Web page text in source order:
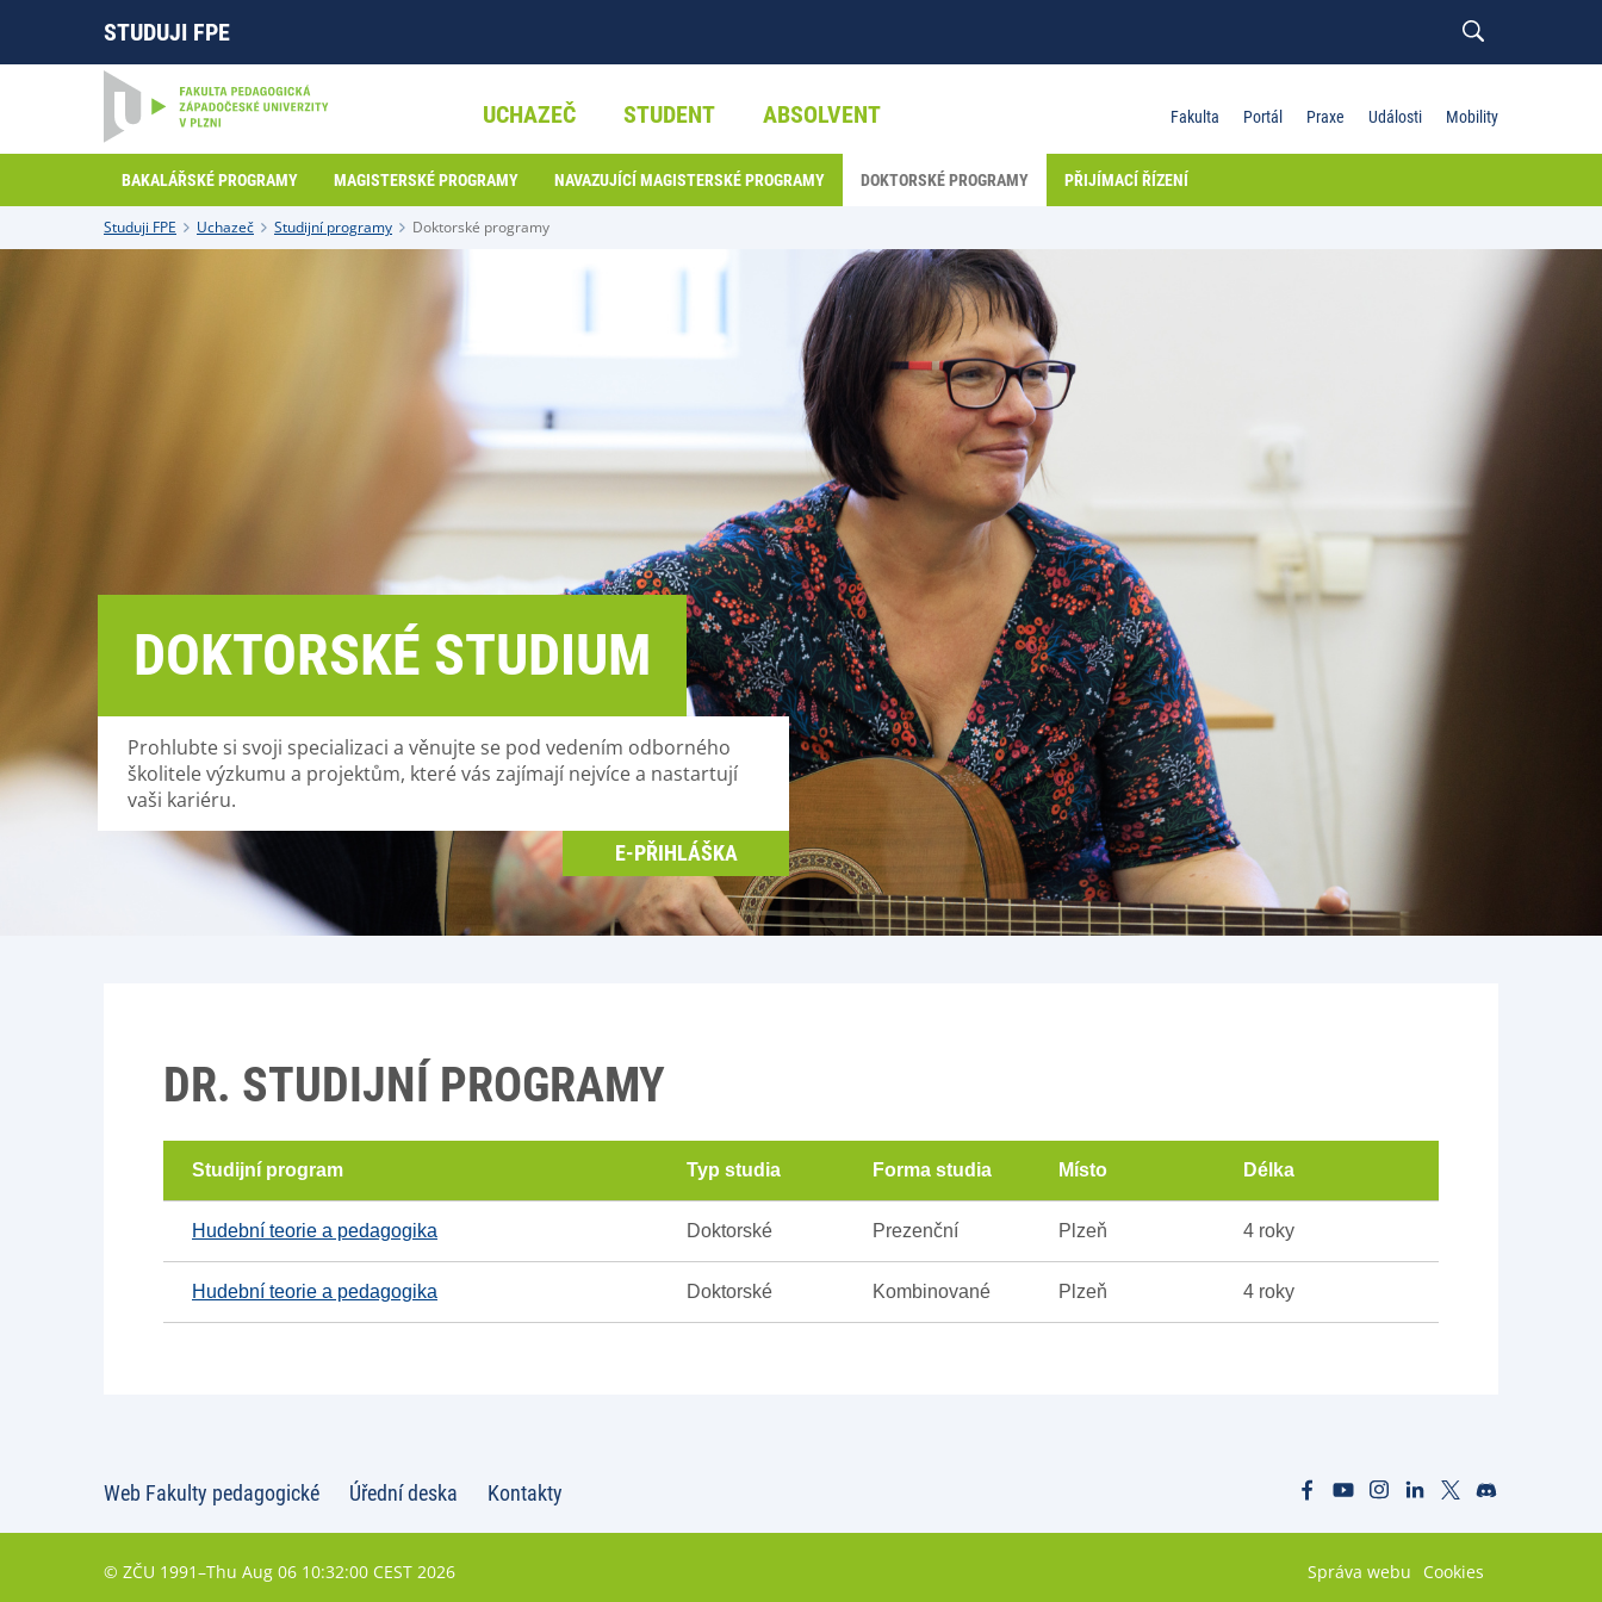
STUDUJI FPE
UCHAZEČ STUDENT ABSOLVENT Fakulta Portál Praxe Události Mobility
BAKALÁŘSKÉ PROGRAMY MAGISTERSKÉ PROGRAMY NAVAZUJÍCÍ MAGISTERSKÉ PROGRAMY DOKTORSKÉ PROGRAMY PŘIJÍMACÍ ŘÍZENÍ
Studuji FPE Uchazeč Studijní programy Doktorské programy
DOKTORSKÉ STUDIUM
Prohlubte si svoji specializaci a věnujte se pod vedením odborného
školitele výzkumu a projektům, které vás zajímají nejvíce a nastartují
vaši kariéru.
E-PŘIHLÁŠKA
DR. STUDIJNÍ PROGRAMY
Studijní program Typ studia Forma studia Místo Délka
Hudební teorie a pedagogika Doktorské Prezenční Plzeň 4 roky
Hudební teorie a pedagogika Doktorské Kombinované Plzeň 4 roky
Web Fakulty pedagogické Úřední deska Kontakty
© ZČU 1991–Thu Aug 06 10:32:00 CEST 2026 Správa webu Cookies